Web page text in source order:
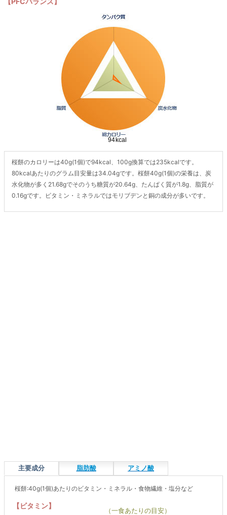
桜餅のカロリーは40g(1個)で94kcal、100g換算では235kcalです。
80kcalあたりのグラム目安量は34.04gです。桜餅40g(1個)の栄養は、炭
水化物が多く21.68gでそのうち糖質が20.64g、たんぱく質が1.8g、脂質が
0.16gです。ビタミン・ミネラルではモリブデンと銅の成分が多いです。
主要成分 脂肪酸 アミノ酸
桜餅:40g(1個)あたりのビタミン・ミネラル・食物繊維・塩分など
【ビタミン】
（一食あたりの目安）